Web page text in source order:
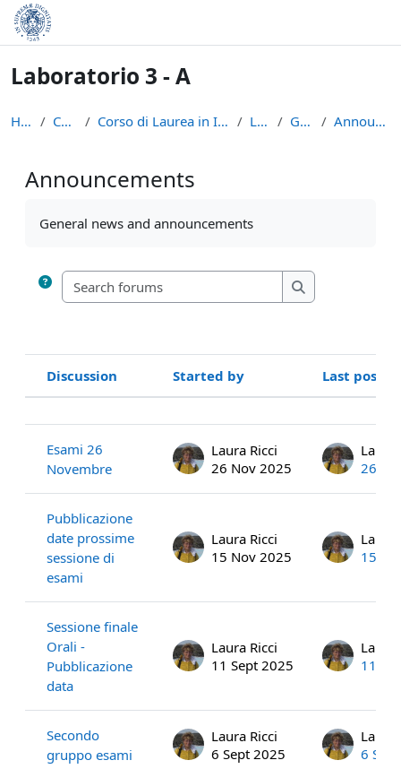
Skip to main content
Laboratorio 3 - A
Home Courses Corso di Laurea in Informatica (L-31) LAB3A General Announcements
Announcements
General news and announcements
Search forums
Search forums
Status
Discussion Started by Last post
Esami 26
Novembre
Laura Ricci
26 Nov 2025
Laura
26
Pubblicazione
date prossime
sessione di
esami
Laura Ricci
15 Nov 2025
Laura
15
Sessione finale
Orali -
Pubblicazione
data
Laura Ricci
11 Sept 2025
Laura
11
Secondo
gruppo esami
Laura Ricci
6 Sept 2025
Laura
6